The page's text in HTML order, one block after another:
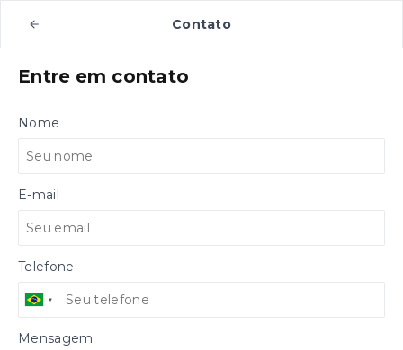
Contato
Entre em contato
Nome
E-mail
Telefone
Mensagem